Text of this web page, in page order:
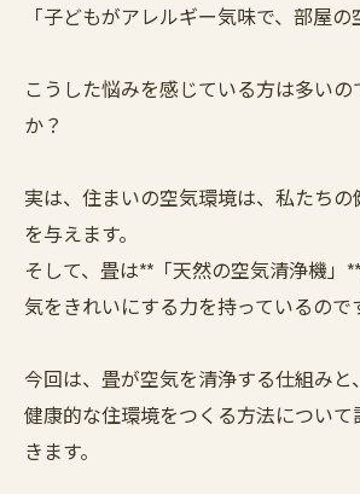
「子どもがアレルギー気味で、部屋の
こうした悩みを感じている方は多いの
か？
実は、住まいの空気環境は、私たち
を与えます。
そして、畳は**「天然の空気清浄機」
気をきれいにする力を持っているので
今回は、畳が空気を清浄する仕組みと
健康的な住環境をつくる方法につい
きます。